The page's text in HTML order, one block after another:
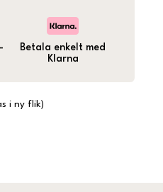
Betala enkelt med
Klarna
i ny flik)